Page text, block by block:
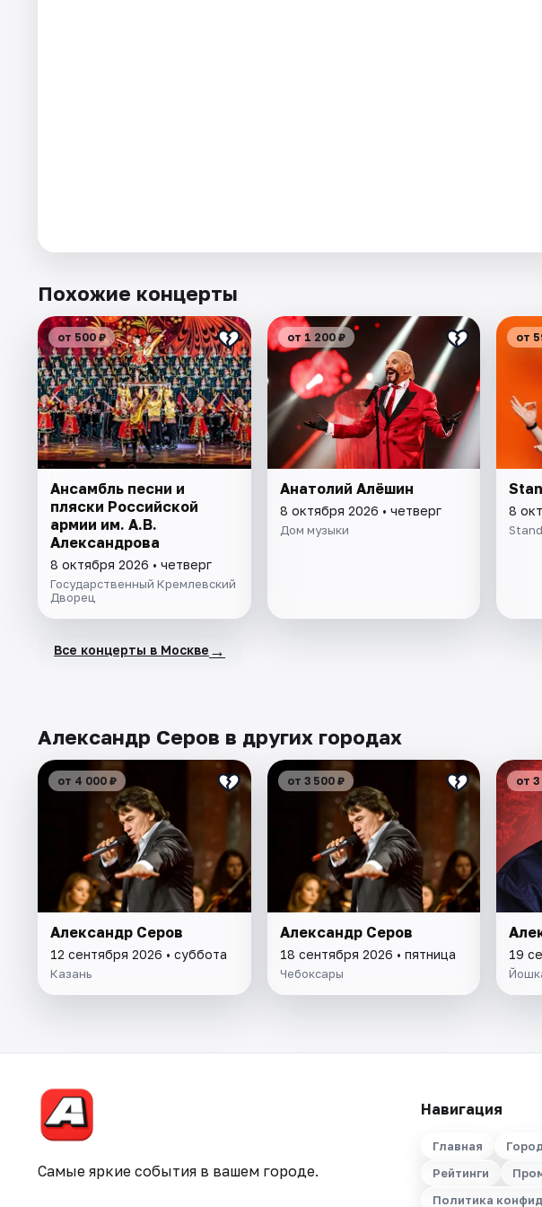
Похожие концерты
от 500 ₽
Ансамбль песни и
пляски Российской
армии им. А.В.
Александрова
8 октября 2026 • четверг
Государственный Кремлевский
Дворец
от 1 200 ₽
Анатолий Алёшин
8 октября 2026 • четверг
Дом музыки
от
8
Все концерты в Москве →
Александр Серов в других городах
от 4 000 ₽
Александр Серов
12 сентября 2026 • суббота
Казань
от 3 500 ₽
Александр Серов
18 сентября 2026 • пятница
Чебоксары
от
19
Самые яркие события в вашем городе.
Навигация
Главная
Рейтинги
Политика